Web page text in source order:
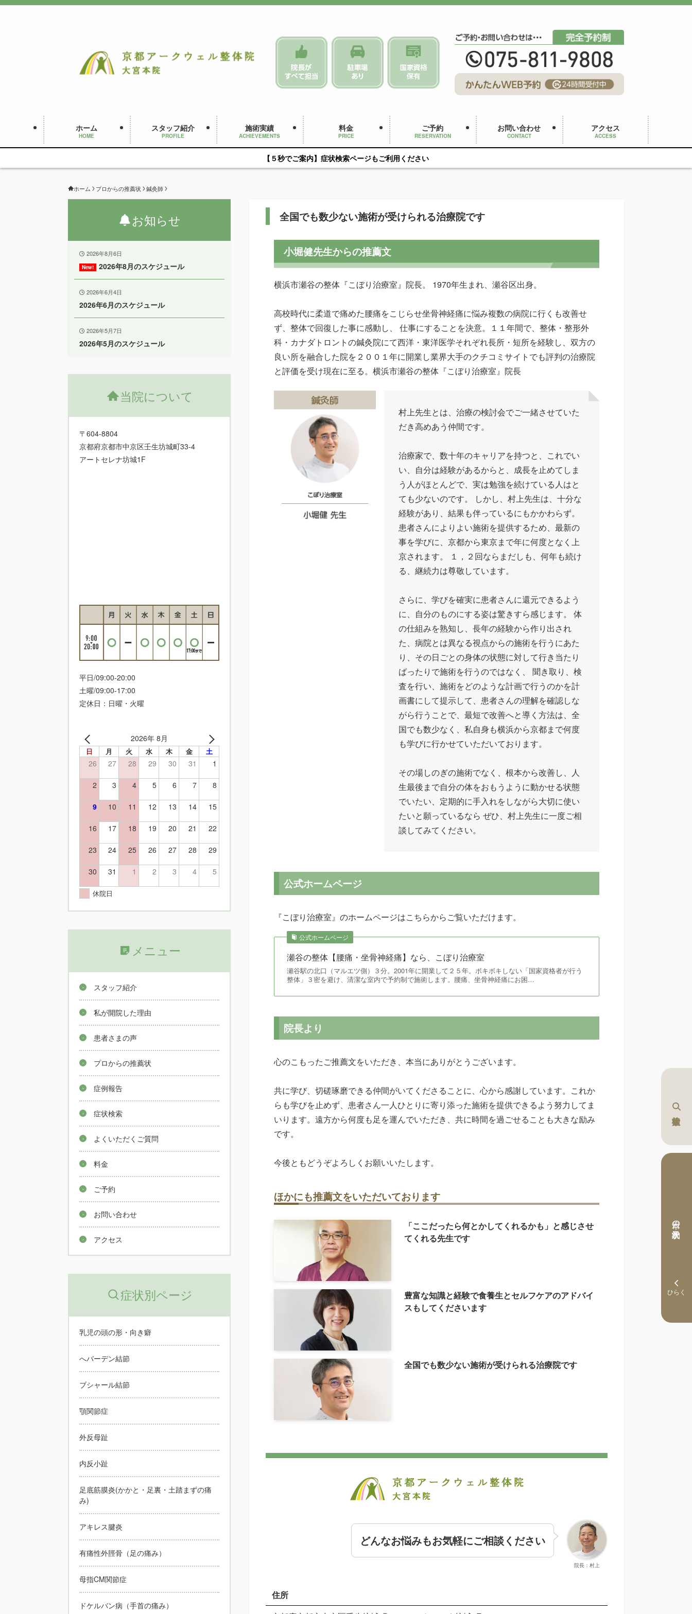
ホーム
HOME
スタッフ紹介
PROFILE
施術実績
ACHIEVEMENTS
料金
PRICE
ご予約
RESERVATION
お問い合わせ
CONTACT
アクセス
ACCESS
【５秒でご案内】症状検索ページもご利用ください
ホーム プロからの推薦状 鍼灸師
全国でも数少ない施術が受けられる治療院です
本日の予約状況
小堀健先生からの推薦文
横浜市瀬谷の整体『こぼり治療室』院長。 1970年生まれ、瀬谷区出身。
高校時代に柔道で痛めた腰痛をこじらせ坐骨神経痛に悩み複数の病院に行くも改善せ
ず、整体で回復した事に感動し、 仕事にすることを決意。１１年間で、整体・整形外
科・カナダトロントの鍼灸院にて西洋・東洋医学それぞれ長所・短所を経験し、双方の
良い所を融合した院を２００１年に開業し業界大手のクチコミサイトでも評判の治療院
と評価を受け現在に至る。横浜市瀬谷の整体『こぼり治療室』院長
村上先生とは、治療の検討会でご一緒させていた
だき高めあう仲間です。
治療家で、数十年のキャリアを持つと、これでい
い、自分は経験があるからと、成長を止めてしま
う人がほとんどで、実は勉強を続けている人はと
ても少ないのです。 しかし、村上先生は、十分な
経験があり、結果も伴っているにもかかわらず。
患者さんによりよい施術を提供するため、最新の
事を学びに、京都から東京まで年に何度となく上
京されます。 １，２回ならまだしも、何年も続け
る、継続力は尊敬しています。
さらに、学びを確実に患者さんに還元できるよう
に、自分のものにする姿は驚きすら感じます。 体
の仕組みを熟知し、長年の経験から作り出され
た、病院とは異なる視点からの施術を行うにあた
り、その日ごとの身体の状態に対して行き当たり
ばったりで施術を行うのではなく、 聞き取り、検
査を行い、施術をどのような計画で行うのかを計
画書にして提示して、患者さんの理解を確認しな
がら行うことで、最短で改善へと導く方法は、全
国でも数少なく、私自身も横浜から京都まで何度
も学びに行かせていただいております。
その場しのぎの施術でなく、根本から改善し、人
生最後まで自分の体をおもうように動かせる状態
でいたい、定期的に手入れをしながら大切に使い
たいと願っているなら ぜひ、村上先生に一度ご相
談してみてください。
公式ホームページ
『こぼり治療室』のホームページはこちらからご覧いただけます。
公式ホームページ
瀬谷の整体【腰痛・坐骨神経痛】なら、こぼり治療室
瀬谷駅の北口（マルエツ側）３分。2001年に開業して２５年。ボキボキしない「国家資格者が行う
整体」３密を避け、清潔な室内で予約制で施術します。腰痛、坐骨神経痛にお困…
院長より
心のこもったご推薦文をいただき、本当にありがとうございます。
共に学び、切磋琢磨できる仲間がいてくださることに、心から感謝しています。これか
らも学びを止めず、患者さん一人ひとりに寄り添った施術を提供できるよう努力してま
いります。遠方から何度も足を運んでいただき、共に時間を過ごせることも大きな励み
です。
今後ともどうぞよろしくお願いいたします。
ほかにも推薦文をいただいております
「ここだったら何とかしてくれるかも」と感じさせ
てくれる先生です
豊富な知識と経験で食養生とセルフケアのアドバイ
スもしてくださいます
全国でも数少ない施術が受けられる治療院です
院長：村上
どんなお悩みもお気軽にご相談ください
住所
お知らせ
2026年8月6日
2026年8月のスケジュール
2026年6月4日
2026年6月のスケジュール
2026年5月7日
2026年5月のスケジュール
当院について
〒604-8804
京都府京都市中京区壬生坊城町33-4
アートセレナ坊城1F
平日/09:00-20:00
土曜/09:00-17:00
定休日：日曜・火曜
2026年 8月
日 月 火 水 木 金 土
26 27 28 29 30 31 1
2 3 4 5 6 7 8
9 10 11 12 13 14 15
16 17 18 19 20 21 22
23 24 25 26 27 28 29
30 31 1 2 3 4 5
休院日
メニュー
スタッフ紹介
私が開院した理由
患者さまの声
プロからの推薦状
症例報告
症状検索
よくいただくご質問
料金
ご予約
お問い合わせ
アクセス
症状別ページ
乳児の頭の形・向き癖
へバーデン結節
ブシャール結節
顎関節症
外反母趾
内反小趾
足底筋膜炎(かかと・足裏・土踏まずの痛
み)
アキレス腱炎
有痛性外脛骨（足の痛み）
母指CM関節症
ドケルバン病（手首の痛み）